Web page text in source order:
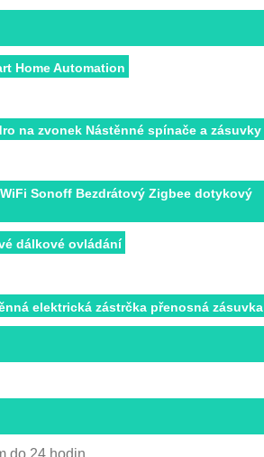
Home Automation
na zvonek Nástěnné spínače a zásuvky
Sonoff Bezdrátový Zigbee dotykový
dálkové ovládání
elektrická zástrčka přenosná zásuvka
do 24 hodin.